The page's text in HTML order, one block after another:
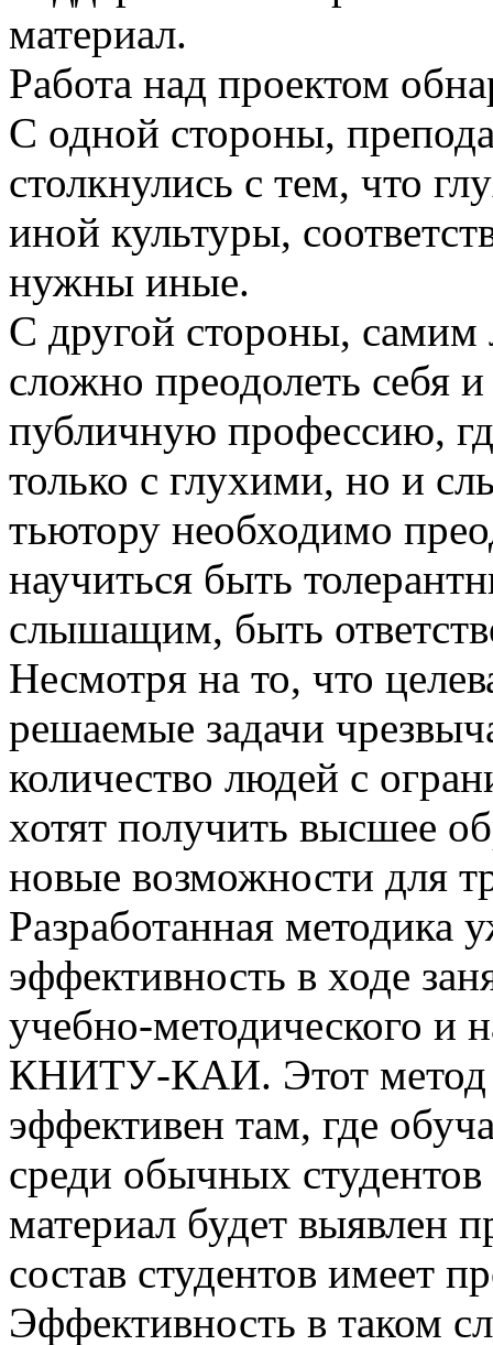
материал.
Работа над проектом
С одной стороны,
столкнулись с тем, что
иной культуры,
нужны иные.
С другой стороны, самим
сложно преодолеть себя
публичную профессию,
только с глухими, но и
тьютору необходимо
научиться быть
слышащим, быть
Несмотря на то, что
решаемые задачи
количество людей с
хотят получить высшее
новые возможности для
Разработанная методика
эффективность в ходе
учебно-методического
КНИТУ-КАИ. Этот метод
эффективен там, где
среди обычных
материал будет выявлен
состав студентов имеет
Эффективность в таком